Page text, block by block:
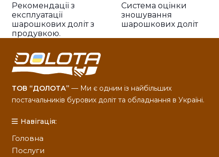
Рекомендації з
експлуатації
шарошкових доліт з
продувкою.
Система оцінки
зношування
шарошкових доліт
ТОВ “ДОЛОТА” — Ми є одним із найбільших
постачальників бурових доліт та обладнання в Україні.
Навігація:
Головна
Послуги